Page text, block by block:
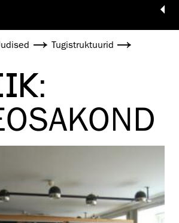
Tugistruktuurid